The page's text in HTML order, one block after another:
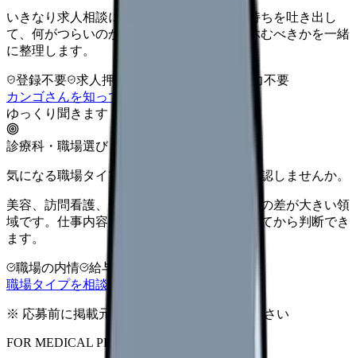
いきなり求人相談には進みません。今の気持ちを吐き出し
て、何がつらいのか、辞めるべきか、少し休むべきかを一緒
に整理します。
登録不要 求人押し売りなし
病院名は入力不要
カンゴさんを知ってから相談する
ゆっくり聞きます
診療科・職場選び
気になる職場タイプのリアルを、入職前に確認しませんか。
美容、訪問看護、クリニックなどは職場ごとの差が大きい領
域です。仕事内容・給与・教育体制を比較してから判断でき
ます。
職場の内情 給与相場
職場タイプを相談する
※ 応募前に掲載元の最新情報を確認してください
FOR MEDICAL PROVIDERS